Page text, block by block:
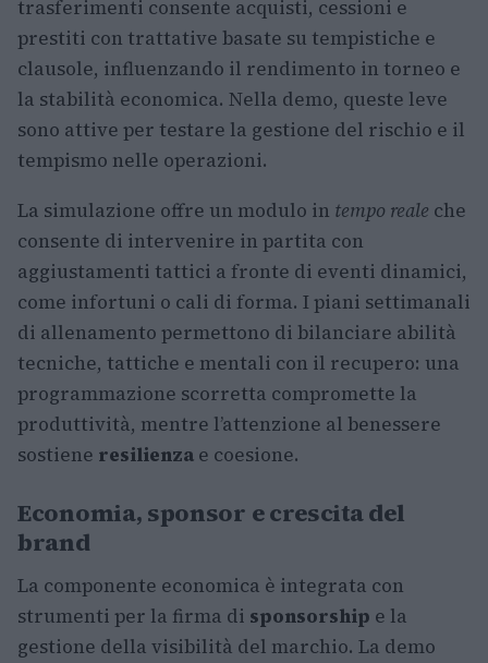
trasferimenti consente acquisti, cessioni e
prestiti con trattative basate su tempistiche e
clausole, influenzando il rendimento in torneo e
la stabilità economica. Nella demo, queste leve
sono attive per testare la gestione del rischio e il
tempismo nelle operazioni.
La simulazione offre un modulo in tempo reale che
consente di intervenire in partita con
aggiustamenti tattici a fronte di eventi dinamici,
come infortuni o cali di forma. I piani settimanali
di allenamento permettono di bilanciare abilità
tecniche, tattiche e mentali con il recupero: una
programmazione scorretta compromette la
produttività, mentre l’attenzione al benessere
sostiene resilienza e coesione.
Economia, sponsor e crescita del
brand
La componente economica è integrata con
strumenti per la firma di sponsorship e la
gestione della visibilità del marchio. La demo